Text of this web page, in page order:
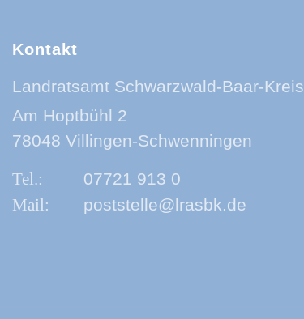
Kontakt
Landratsamt Schwarzwald-Baar-Kreis
Am Hoptbühl 2
78048 Villingen-Schwenningen
07721 913 0
poststelle@lrasbk.de